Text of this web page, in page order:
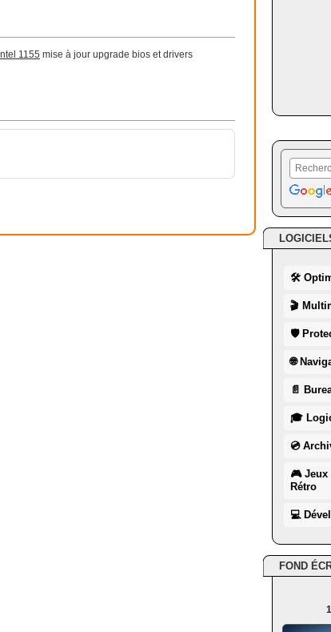
1155 mise à jour upgrade bios et drivers
🛠
🎬
🛡
🌐
📄
🎓
💿
🎮 Jeux
Rétro
💻
FOND